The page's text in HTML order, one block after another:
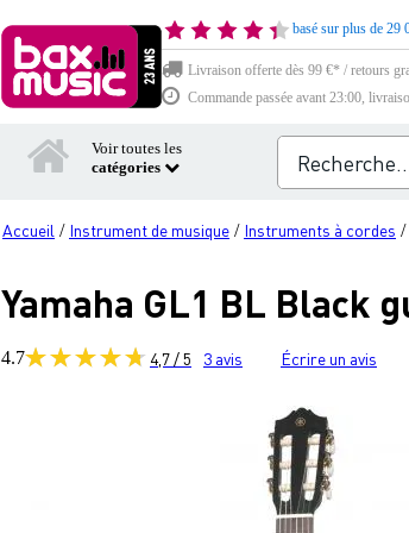
basé sur plus de 29
Livraison offerte dès 99 €* / retours
Commande passée avant 23:00,
Voir toutes les
catégories
Accueil / Instrument de musique / Instruments à cordes /
Yamaha GL1 BL Black
4.7 4,7 / 5 3 avis Écrire un avis